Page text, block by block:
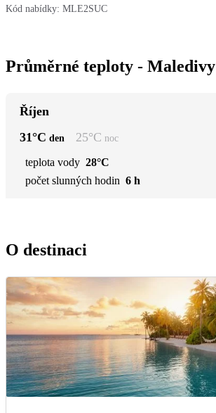
Kód nabídky: MLE2SUC
Průměrné teploty - Maledivy
Říjen
31°C den 25°C noc
teplota vody 28°C
počet slunných hodin 6 h
O destinaci